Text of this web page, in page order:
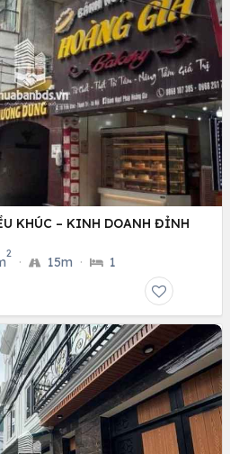
KHÚC – KINH DOANH ĐỈNH
2
· 15m · 1